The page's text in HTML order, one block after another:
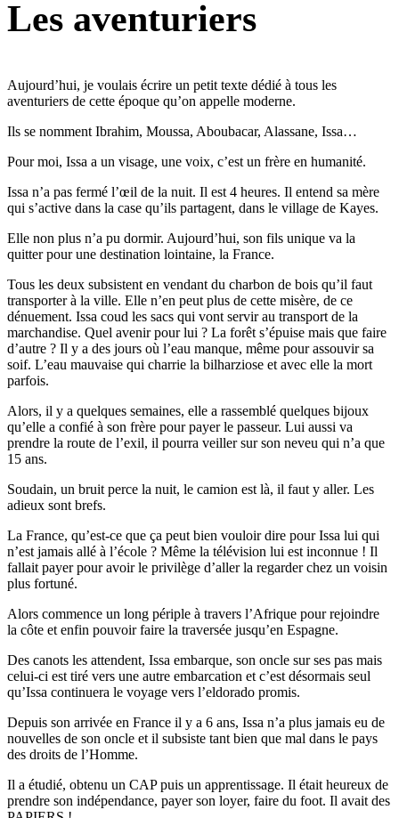
Les aventuriers
Aujourd’hui, je voulais écrire un petit texte dédié à tous les
aventuriers de cette époque qu’on appelle moderne.
Ils se nomment Ibrahim, Moussa, Aboubacar, Alassane, Issa…
Pour moi, Issa a un visage, une voix, c’est un frère en humanité.
Issa n’a pas fermé l’œil de la nuit. Il est 4 heures. Il entend sa mère
qui s’active dans la case qu’ils partagent, dans le village de Kayes.
Elle non plus n’a pu dormir. Aujourd’hui, son fils unique va la
quitter pour une destination lointaine, la France.
Tous les deux subsistent en vendant du charbon de bois qu’il faut
transporter à la ville. Elle n’en peut plus de cette misère, de ce
dénuement. Issa coud les sacs qui vont servir au transport de la
marchandise. Quel avenir pour lui ? La forêt s’épuise mais que faire
d’autre ? Il y a des jours où l’eau manque, même pour assouvir sa
soif. L’eau mauvaise qui charrie la bilharziose et avec elle la mort
parfois.
Alors, il y a quelques semaines, elle a rassemblé quelques bijoux
qu’elle a confié à son frère pour payer le passeur. Lui aussi va
prendre la route de l’exil, il pourra veiller sur son neveu qui n’a que
15 ans.
Soudain, un bruit perce la nuit, le camion est là, il faut y aller. Les
adieux sont brefs.
La France, qu’est-ce que ça peut bien vouloir dire pour Issa lui qui
n’est jamais allé à l’école ? Même la télévision lui est inconnue ! Il
fallait payer pour avoir le privilège d’aller la regarder chez un voisin
plus fortuné.
Alors commence un long périple à travers l’Afrique pour rejoindre
la côte et enfin pouvoir faire la traversée jusqu’en Espagne.
Des canots les attendent, Issa embarque, son oncle sur ses pas mais
celui-ci est tiré vers une autre embarcation et c’est désormais seul
qu’Issa continuera le voyage vers l’eldorado promis.
Depuis son arrivée en France il y a 6 ans, Issa n’a plus jamais eu de
nouvelles de son oncle et il subsiste tant bien que mal dans le pays
des droits de l’Homme.
Il a étudié, obtenu un CAP puis un apprentissage. Il était heureux de
prendre son indépendance, payer son loyer, faire du foot. Il avait des